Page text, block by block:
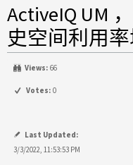
ActiveIQ UM
史空间利用率
Views: 66
Votes: 0
Last Updated:
3/3/2022, 11:53:53 PM